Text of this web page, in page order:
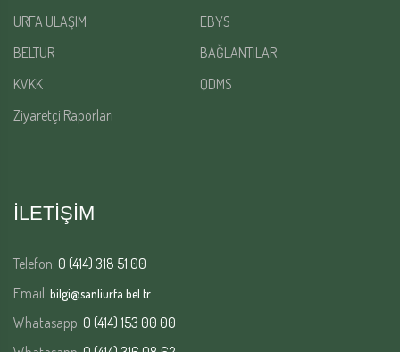
URFA ULAŞIM
EBYS
BELTUR
BAĞLANTILAR
KVKK
QDMS
Ziyaretçi Raporları
İLETİŞİM
Telefon: 0 (414) 318 51 00
Email: bilgi@sanliurfa.bel.tr
Whatasapp: 0 (414) 153 00 00